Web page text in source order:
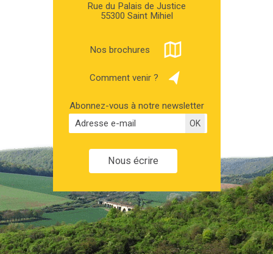
Rue du Palais de Justice
55300 Saint Mihiel
Nos brochures
Comment venir ?
Abonnez-vous à notre newsletter
Nous écrire